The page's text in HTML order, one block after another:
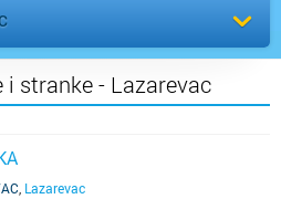
stranke - Lazarevac
Lazarevac